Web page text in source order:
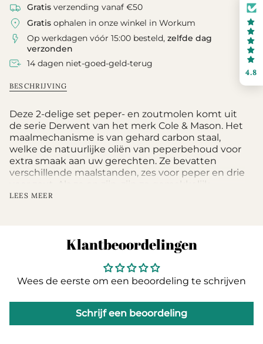
4.8
Gratis verzending vanaf €50
Gratis ophalen in onze winkel in Workum
Op werkdagen vóór 15:00 besteld, zelfde dag
verzonden
14 dagen niet-goed-geld-terug
BESCHRIJVING
Deze 2-delige set peper- en zoutmolen komt uit
de serie Derwent van het merk Cole & Mason. Het
maalmechanisme is van gehard carbon staal,
welke de natuurlijke oliën van peperbehoud voor
extra smaak aan uw gerechten. Ze bevatten
verschillende maalstanden, zes voor peper en drie
voor zout. Als ze op zijn, zijn ze gemakkelijk
schoon te maken met een vochtig doekje en een
Deze molens zijn voorgevuld met peper uit
Vietnam en zeezout uit België.
Verpakt in een prachtige zwarte giftbox
Precision maalwerk
LEES MEER
Klantbeoordelingen
Wees de eerste om een beoordeling te schrijven
Schrijf een beoordeling